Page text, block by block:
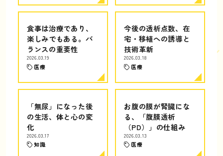
食事は治療であり、
楽しみでもある。バ
ランスの重要性
2026.03.19
医療
今後の透析点数、在
宅・移植への誘導と
技術革新
2026.03.18
医療
「無尿」になった後
の生活、体と心の変
化
2026.03.17
知識
お腹の膜が腎臓にな
る、「腹膜透析
（PD）」の仕組み
2026.03.13
医療